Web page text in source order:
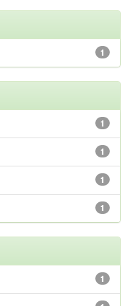
1
1
1
1
1
1